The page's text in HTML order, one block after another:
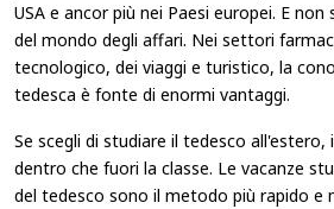
USA e ancor più nei Paesi europei. E
del mondo degli affari. Nei settori
tecnologico, dei viaggi e turistico, la
tedesca è fonte di enormi vantaggi.
Se scegli di studiare il tedesco all'estero,
dentro che fuori la classe. Le vacanze
del tedesco sono il metodo più rapido e